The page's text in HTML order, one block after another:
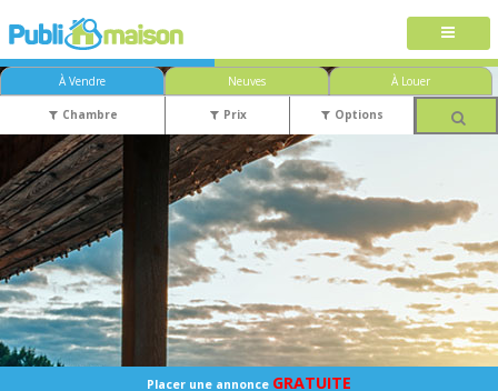
À Vendre Neuves À Louer
Chambre Prix Options
Placer une annonce GRATUITE